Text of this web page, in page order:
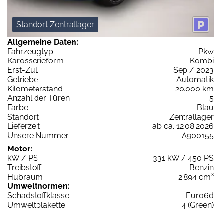
Standort Zentrallager
Allgemeine Daten:
Fahrzeugtyp
Pkw
Karosserieform
Kombi
Erst-Zul.
Sep / 2023
Getriebe
Automatik
Kilometerstand
20.000 km
Anzahl der Türen
5
Farbe
Blau
Standort
Zentrallager
Lieferzeit
ab ca. 12.08.2026
Unsere Nummer
A900155
Motor:
kW / PS
331 kW / 450 PS
Treibstoff
Benzin
Hubraum
2.894 cm³
Umweltnormen:
Schadstoffklasse
Euro6d
Umweltplakette
4 (Green)